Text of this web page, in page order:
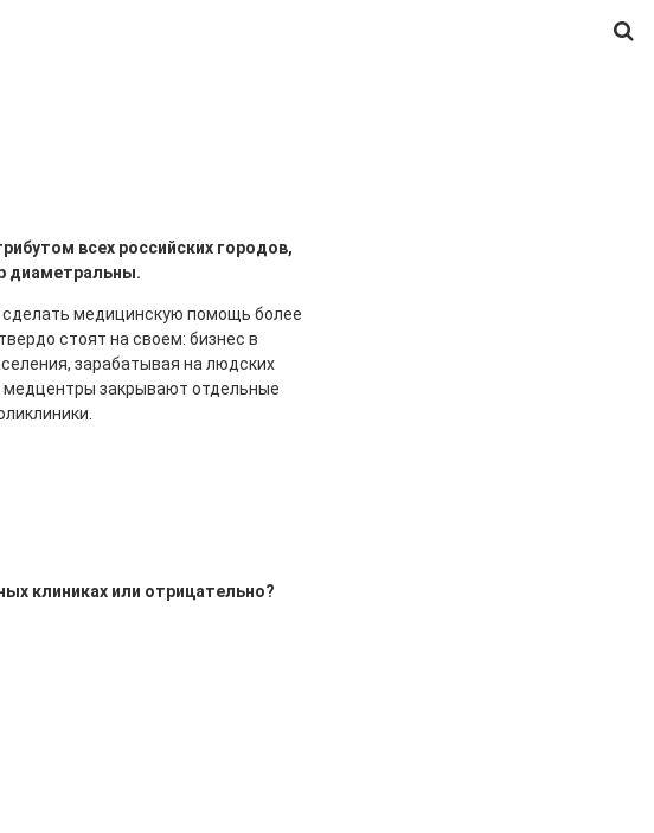
всех российских городов,
диаметральны.
медицинскую помощь более
стоят на своем: бизнес в
зарабатывая на людских
медцентры закрывают отдельные
клиниках или отрицательно?